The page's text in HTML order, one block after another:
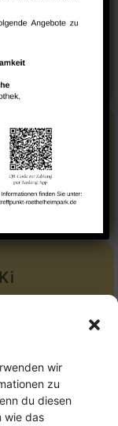
wir
zu
du diesen
wie das